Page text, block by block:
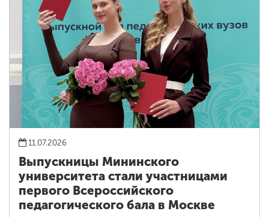
11.07.2026
Выпускницы Мининского
университета стали участницами
первого Всероссийского
педагогического бала в Москве